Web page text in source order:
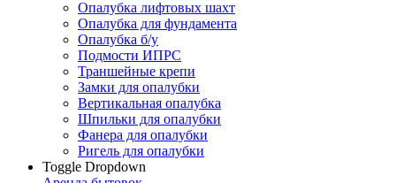
Опалубка лифтовых шахт
Опалубка для фундамента
Опалубка б/у
Подмости ИПРС
Траншейные крепи
Замки для опалубки
Вертикальная опалубка
Шпильки для опалубки
Фанера для опалубки
Ригель для опалубки
Toggle Dropdown